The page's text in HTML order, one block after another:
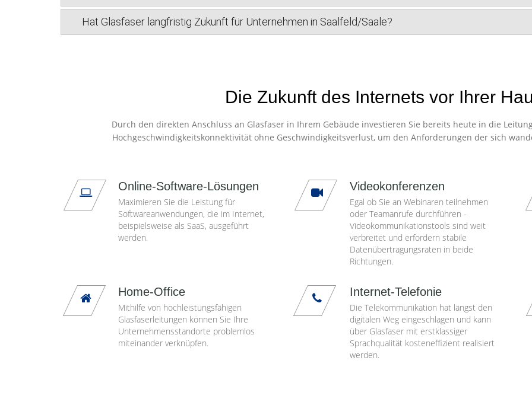
Hat Glasfaser langfristig Zukunft für Unternehmen in Saalfeld/Saale?
Die Zukunft des Internets vor Ihrer
Durch den direkten Anschluss an Glasfaser in Ihrem Gebäude investieren Sie bereits heute in die
Hochgeschwindigkeitskonnektivität ohne Geschwindigkeitsverlust, um den Anforderungen der sich
Online-Software-Lösungen
Maximieren Sie die Leistung für
Softwareanwendungen, die im Internet,
beispielsweise als SaaS, ausgeführt
werden.
Videokonferenzen
Egal ob Sie an Webinaren teilnehmen
oder Teamanrufe durchführen -
Videokommunikationstools sind weit
verbreitet und erfordern stabile
Datenübertragungsraten in beide
Richtungen.
Home-Office
Mithilfe von hochleistungsfähigen
Glasfaserleitungen können Sie Ihre
Unternehmensstandorte problemlos
miteinander verknüpfen.
Internet-Telefonie
Die Telekommunikation hat längst den
digitalen Weg eingeschlagen und kann
über Glasfaser mit erstklassiger
Sprachqualität kosteneffizient realisiert
werden.